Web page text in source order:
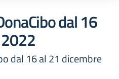
dal 16
dal 16 al 21 dicembre